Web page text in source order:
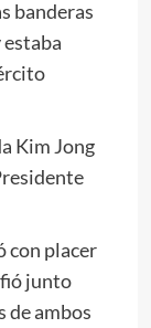
banderas
estaba
Kim Jong
con placer
junto
de ambos